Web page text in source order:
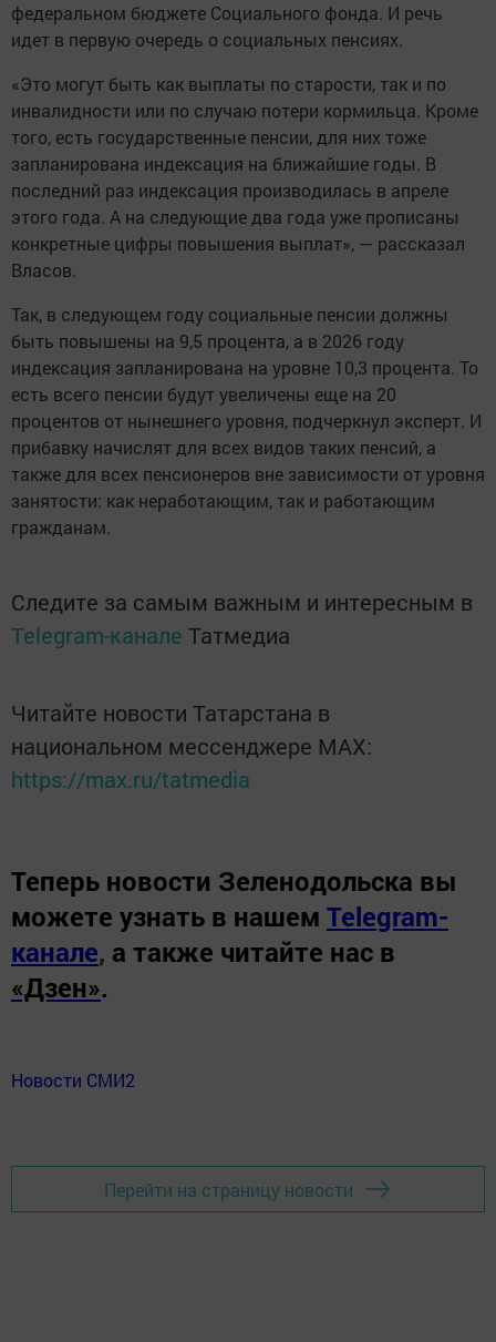
федеральном бюджете Социального фонда. И речь
идет в первую очередь о социальных пенсиях.
«Это могут быть как выплаты по старости, так и по
инвалидности или по случаю потери кормильца. Кроме
того, есть государственные пенсии, для них тоже
запланирована индексация на ближайшие годы. В
последний раз индексация производилась в апреле
этого года. А на следующие два года уже прописаны
конкретные цифры повышения выплат», — рассказал
Власов.
Так, в следующем году социальные пенсии должны
быть повышены на 9,5 процента, а в 2026 году
индексация запланирована на уровне 10,3 процента. То
есть всего пенсии будут увеличены еще на 20
процентов от нынешнего уровня, подчеркнул эксперт. И
прибавку начислят для всех видов таких пенсий, а
также для всех пенсионеров вне зависимости от уровня
занятости: как неработающим, так и работающим
гражданам.
Следите за самым важным и интересным в
Telegram-канале Татмедиа
Читайте новости Татарстана в
национальном мессенджере MАХ:
https://max.ru/tatmedia
Теперь новости Зеленодольска вы
можете узнать в нашем Telegram-
канале, а также читайте нас в
«Дзен».
Новости СМИ2
Перейти на страницу новости